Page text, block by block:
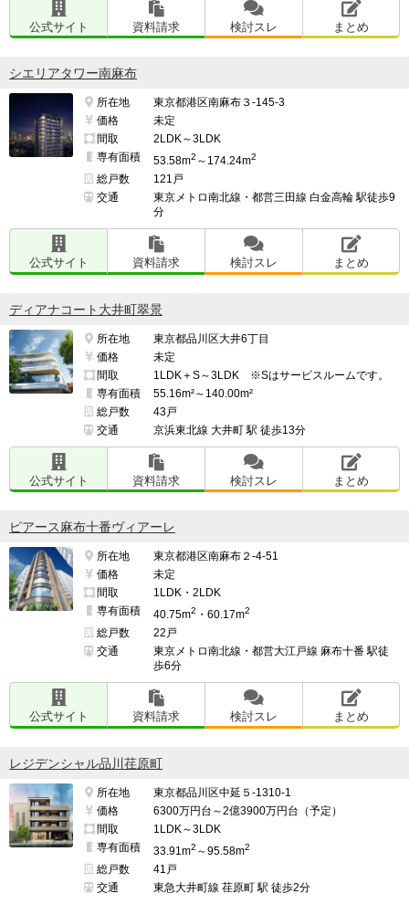
公式サイト 資料請求 検討スレ まとめ
シエリアタワー南麻布
所在地
東京都港区南麻布３-145-3
価格
未定
間取
2LDK～3LDK
専有面積
53.58m2 ～174.24m2
総戸数
121戸
交通
東京メトロ南北線・都営三田線 白金高輪 駅徒歩9
分
公式サイト 資料請求 検討スレ まとめ
ディアナコート大井町翠景
所在地
東京都品川区大井6丁目
価格
未定
間取
1LDK＋S～3LDK ※Sはサービスルームです。
専有面積
55.16m²～140.00m²
総戸数
43戸
交通
京浜東北線 大井町 駅 徒歩13分
公式サイト 資料請求 検討スレ まとめ
ピアース麻布十番ヴィアーレ
所在地
東京都港区南麻布２-4-51
価格
未定
間取
1LDK・2LDK
専有面積
40.75m2 ・60.17m2
総戸数
22戸
交通
東京メトロ南北線・都営大江戸線 麻布十番 駅徒
歩6分
公式サイト 資料請求 検討スレ まとめ
レジデンシャル品川荏原町
所在地
東京都品川区中延５-1310-1
価格
6300万円台～2億3900万円台（予定）
間取
1LDK～3LDK
専有面積
33.91m2 ～95.58m2
総戸数
41戸
交通
東急大井町線 荏原町 駅 徒歩2分